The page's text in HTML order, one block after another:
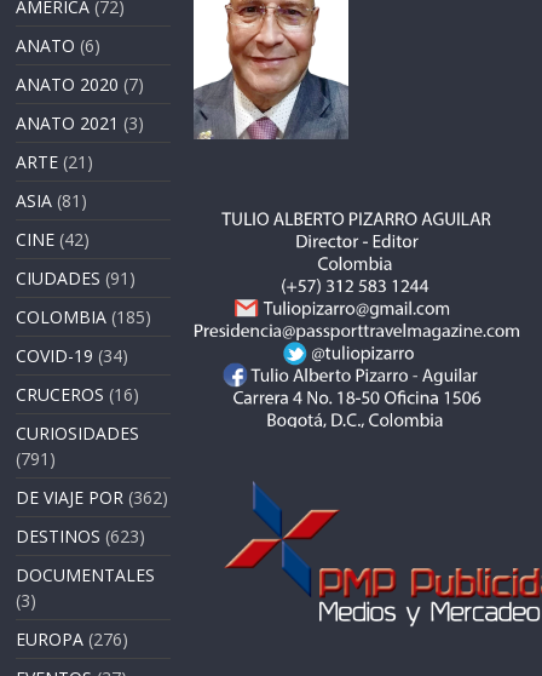
AMERICA (72)
ANATO (6)
ANATO 2020 (7)
ANATO 2021 (3)
ARTE (21)
ASIA (81)
CINE (42)
CIUDADES (91)
COLOMBIA (185)
COVID-19 (34)
CRUCEROS (16)
CURIOSIDADES
(791)
DE VIAJE POR (362)
DESTINOS (623)
DOCUMENTALES
(3)
EUROPA (276)